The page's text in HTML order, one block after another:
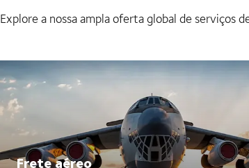
Explore a nossa ampla oferta global de serviços
Frete aéreo